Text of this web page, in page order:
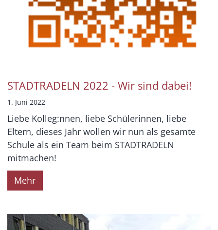
STADTRADELN 2022 - Wir sind dabei!
1. Juni 2022
Liebe Kolleg:nnen, liebe Schülerinnen, liebe
Eltern, dieses Jahr wollen wir nun als gesamte
Schule als ein Team beim STADTRADELN
mitmachen!
Mehr